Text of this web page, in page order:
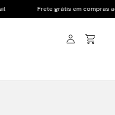
Frete grátis em compras acima